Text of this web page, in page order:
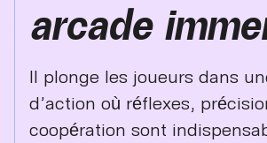
arcade
Il plonge les joueurs dans
d’action où réflexes,
coopération sont